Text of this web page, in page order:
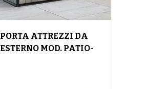
PORTA ATTREZZI DA
ESTERNO MOD. PATIO-